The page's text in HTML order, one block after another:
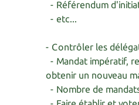
- Référendum
- etc...
- Contrôler les
- Mandat impératif,
obtenir un nouveau
- Nombre de